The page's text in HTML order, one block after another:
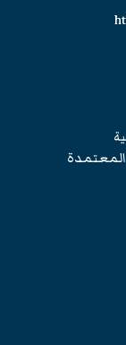
المعتمدة